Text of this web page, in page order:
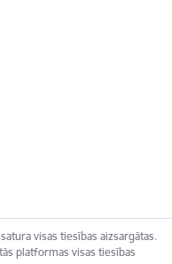
visas tiesības aizsargātas.
platformas visas tiesības